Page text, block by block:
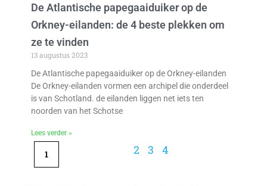
De Atlantische papegaaiduiker op de
Orkney-eilanden: de 4 beste plekken om
ze te vinden
13 augustus 2023
De Atlantische papegaaiduiker op de Orkney-eilanden
De Orkney-eilanden vormen een archipel die onderdeel
is van Schotland. de eilanden liggen net iets ten
noorden van het Schotse
Lees verder »
1 2 3 4